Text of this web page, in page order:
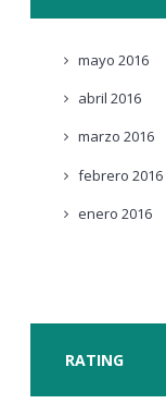
mayo 2016
abril 2016
marzo 2016
febrero 2016
enero 2016
RATING